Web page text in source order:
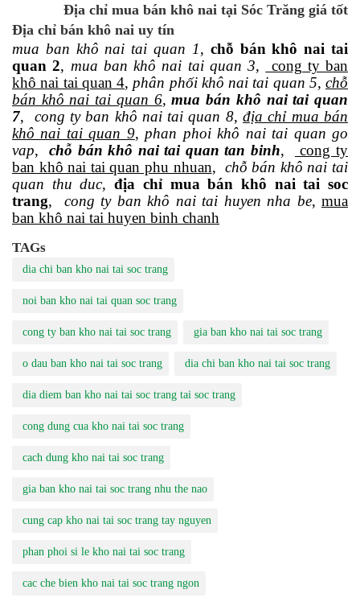
Địa chỉ mua bán khô nai tại Sóc Trăng giá tốt
Địa chỉ bán khô nai uy tín
mua ban khô nai tai quan 1, chỗ bán khô nai tai
quan 2, mua ban khô nai tai quan 3,
cong ty ban
khô nai tai quan 4, phân phối khô nai tai quan 5, chỗ
bán khô nai tai quan 6,mua bán khô nai tai quan
7, cong ty ban khô nai tai quan 8,địa chỉ mua bán
khô nai tai quan 9, phan phoi khô nai tai quan go
vap,chỗ bán khô nai tai quan tan binh,
cong ty
ban khô nai tai quan phu nhuan, chỗ bán khô nai tai
quan thu duc,địa chỉ mua bán khô nai tai soc
trang, cong ty ban khô nai tai huyen nha be,mua
ban khô nai tai huyen binh chanh
TAGs
dia chi ban kho nai tai soc trang
noi ban kho nai tai quan soc trang
cong ty ban kho nai tai soc trang gia ban kho nai tai soc trang
o dau ban kho nai tai soc trang dia chi ban kho nai tai soc trang
dia diem ban kho nai tai soc trang tai soc trang
cong dung cua kho nai tai soc trang
cach dung kho nai tai soc trang
gia ban kho nai tai soc trang nhu the nao
cung cap kho nai tai soc trang tay nguyen
phan phoi si le kho nai tai soc trang
cac che bien kho nai tai soc trang ngon